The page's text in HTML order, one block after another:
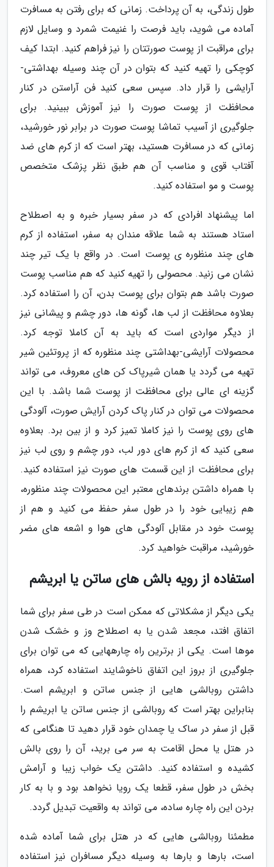
طول زندگی، به آن پرداخت. زمانی که برای رفتن به مسافرت
آماده می شوید، باید فرصت را غنیمت شمرد و وسایل لازم
برای مراقبت از پوست صورتتان را نیز فراهم کنید. ابتدا کیف
کوچکی را تهیه کنید که بتوان در آن چند وسیله بهداشتی-
آرایشی را قرار داد. سپس سعی کنید فن آراستن در کنار
محافظت از پوست صورت را نیز آموزش ببینید. برای
جلوگیری از آسیب تماشا پوست صورت در برابر نور خورشید،
زمانی که در مسافرت هستید، بهتر است که از کرم های ضد
آفتاب قوی و مناسب آن هم طبق نظر پزشک متخصص
پوست و مو استفاده کنید.
اما پیشنهاد افرادی که در سفر بسیار خبره و به اصطلاح
استاد هستند به شما علاقه مندان به سفر، استفاده از کرم
های چند منظوره ی پوست است. در واقع با یک تیر چند
نشان می زنید. محصولی را تهیه کنید که هم مناسب پوست
صورت باشد هم بتوان برای پوست بدن، آن را استفاده کرد.
بعلاوه محافظت از لب ها، گونه ها، دور چشم و پیشانی نیز
از دیگر مواردی است که باید به آن کاملا توجه کرد.
محصولات آرایشی-بهداشتی چند منظوره که از پروتئین شیر
تهیه می گردد یا همان شیرپاک کن های معروف، می تواند
گزینه ای عالی برای محافظت از پوست شما باشد. با این
محصولات می توان در کنار پاک کردن آرایش صورت، آلودگی
های روی پوست را نیز کاملا تمیز کرد و از بین برد. بعلاوه
سعی کنید که از کرم های دور لب، دور چشم و روی لب نیز
برای محافظت از این قسمت های صورت نیز استفاده کنید.
با همراه داشتن برندهای معتبر این محصولات چند منظوره،
هم زیبایی خود را در طول سفر حفظ می کنید و هم از
پوست خود در مقابل آلودگی های هوا و اشعه های مضر
خورشید، مراقبت خواهید کرد.
استفاده از رویه بالش های ساتن یا ابریشم
یکی دیگر از مشکلاتی که ممکن است در طی سفر برای شما
اتفاق افتد، مجعد شدن یا به اصطلاح وز و خشک شدن
موها است. یکی از برترین راه چارههایی که می توان برای
جلوگیری از بروز این اتفاق ناخوشایند استفاده کرد، همراه
داشتن روبالشی هایی از جنس ساتن و ابریشم است.
بنابراین بهتر است که روبالشی از جنس ساتن یا ابریشم را
قبل از سفر در ساک یا چمدان خود قرار دهید تا هنگامی که
در هتل یا محل اقامت به سر می برید، آن را روی بالش
کشیده و استفاده کنید. داشتن یک خواب زیبا و آرامش
بخش در طول سفر، قطعا یک رویا نخواهد بود و با به کار
بردن این راه چاره ساده، می تواند به واقعیت تبدیل گردد.
مطمئنا روبالشی هایی که در هتل برای شما آماده شده
است، بارها و بارها به وسیله دیگر مسافران نیز استفاده